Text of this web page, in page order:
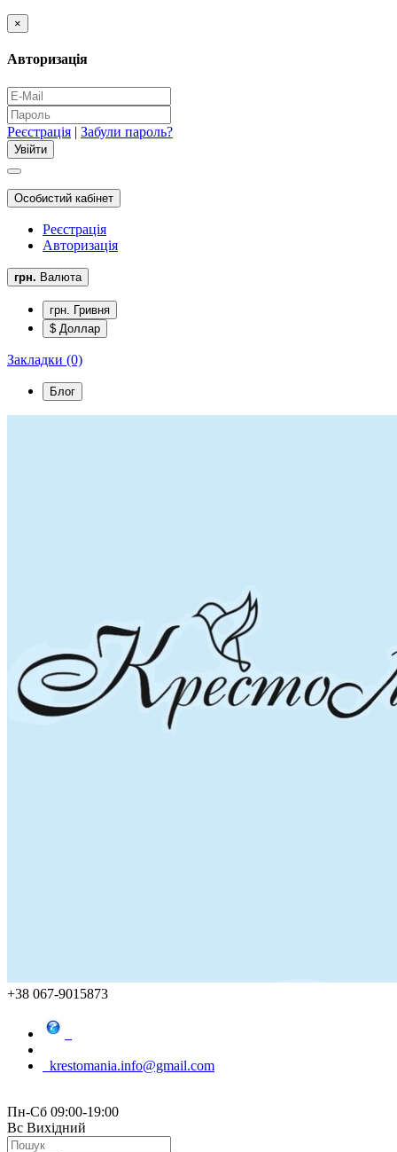
×
Авторизація
Реєстрація | Забули пароль?
Особистий кабінет
Реєстрація
Авторизація
грн. Валюта
грн. Гривня
$ Доллар
Закладки (0)
Блог
+38 067-9015873
krestomania.info@gmail.com
Пн-Сб 09:00-19:00
Вс Вихідний